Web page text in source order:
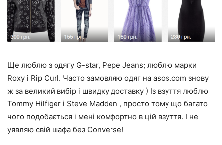
Ще люблю з одягу G-star, Pepe Jeans; люблю марки
Roxy і Rip Curl. Часто замовляю одяг на asos.com знову
ж за великий вибір і швидку доставку ) Із взуття люблю
Tommy Hilfiger і Steve Madden , просто тому що багато
чого подобається і мені комфортно в цій взуття. І не
уявляю свій шафа без Converse!